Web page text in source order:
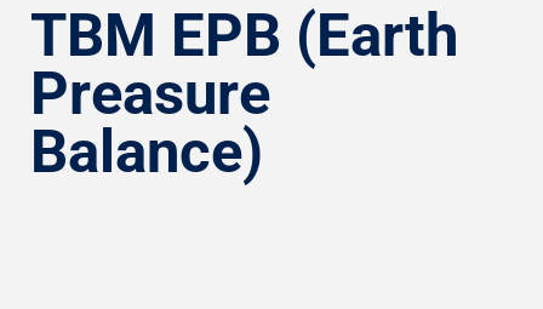
TBM EPB (Earth
Preasure
Balance)